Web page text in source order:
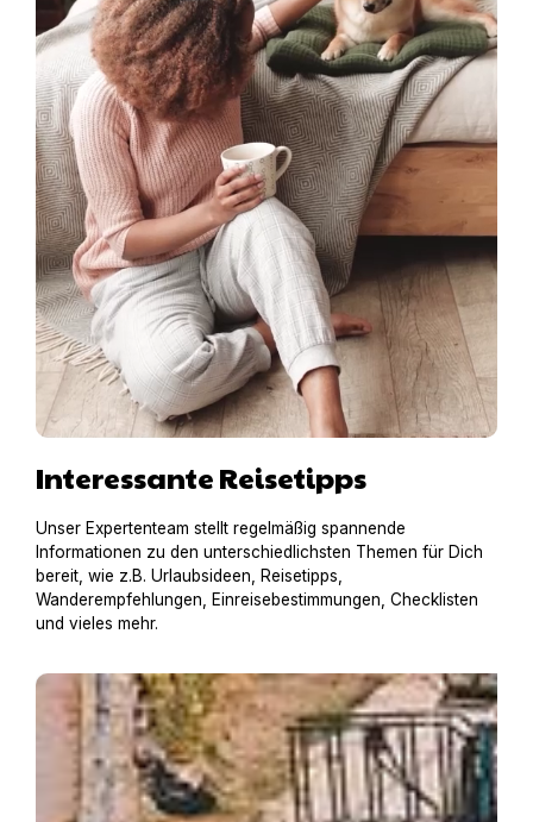
Interessante Reisetipps
Unser Expertenteam stellt regelmäßig spannende
Informationen zu den unterschiedlichsten Themen für Dich
bereit, wie z.B. Urlaubsideen, Reisetipps,
Wanderempfehlungen, Einreisebestimmungen, Checklisten
und vieles mehr.
Hausboot mit Hund